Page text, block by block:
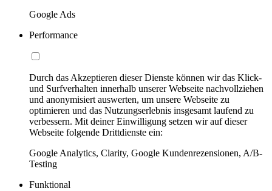
Google Ads
Performance
Durch das Akzeptieren dieser Dienste können wir das Klick-
und Surfverhalten innerhalb unserer Webseite nachvollziehen
und anonymisiert auswerten, um unsere Webseite zu
optimieren und das Nutzungserlebnis insgesamt laufend zu
verbessern. Mit deiner Einwilligung setzen wir auf dieser
Webseite folgende Drittdienste ein:
Google Analytics, Clarity, Google Kundenrezensionen, A/B-
Testing
Funktional